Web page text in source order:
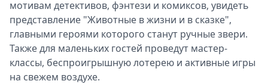
мотивам детективов, фэнтези и комиксов, увидеть
представление "Животные в жизни и в сказке",
главными героями которого станут ручные звери.
Также для маленьких гостей проведут мастер-
классы, беспроигрышную лотерею и активные игры
на свежем воздухе.